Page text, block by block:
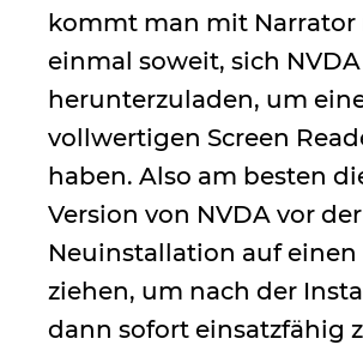
kommt man mit
einmal soweit, sich NVDA
herunterzuladen, um
vollwertigen Screen
haben. Also am besten
Version von NVDA vor der
Neuinstallation auf einen
ziehen, um nach der
dann sofort einsatzfähig